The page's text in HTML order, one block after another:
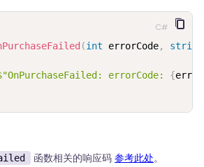
(int errorCode, string
errorCode: {
C#
函数相关的响应码 参考此处。